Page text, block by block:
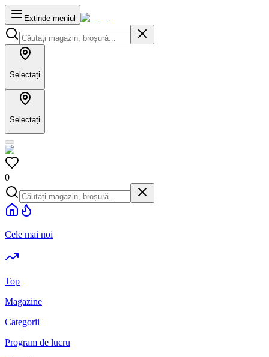
Extinde meniul
Selectați
Selectați
0
Cele mai noi
Top
Magazine
Categorii
Program de lucru